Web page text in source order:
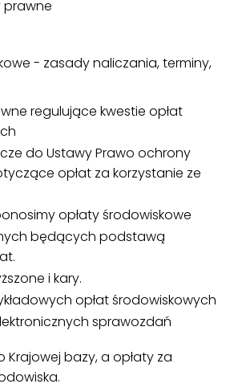
prawne
- zasady naliczania, terminy,
regulujące kwestie opłat
do Ustawy Prawo ochrony
opłat za korzystanie ze
opłaty środowiskowe
będących podstawą
i kary.
opłat środowiskowych
sprawozdań
bazy, a opłaty za